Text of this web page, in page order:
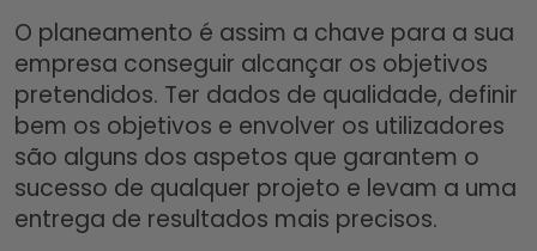
O planeamento é assim a chave para a sua
empresa conseguir alcançar os objetivos
pretendidos. Ter dados de qualidade, definir
bem os objetivos e envolver os utilizadores
são alguns dos aspetos que garantem o
sucesso de qualquer projeto e levam a uma
entrega de resultados mais precisos.